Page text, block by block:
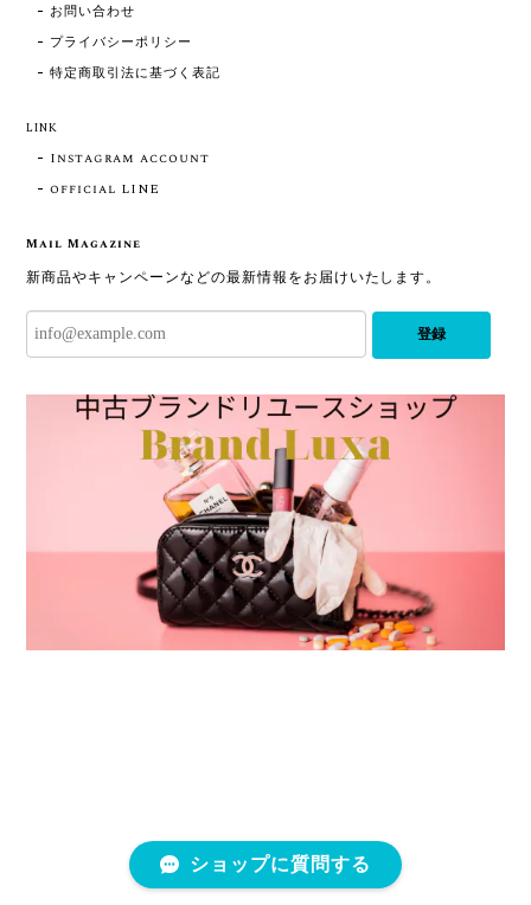
お問い合わせ
プライバシーポリシー
特定商取引法に基づく表記
LINK
Instagram account
official LINE
Mail Magazine
新商品やキャンペーンなどの最新情報をお届けいたします。
登録
ショップに質問する